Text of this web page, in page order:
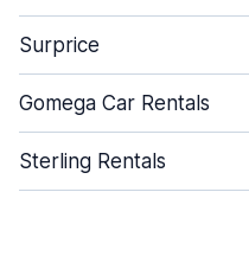
Surprice
Gomega Car Rentals
Sterling Rentals